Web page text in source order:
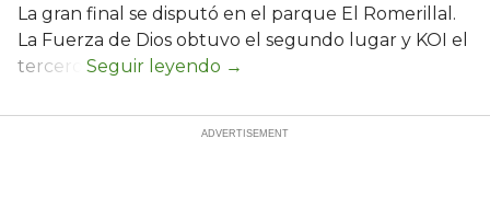
La gran final se disputó en el parque El Romerillal.
La Fuerza de Dios obtuvo el segundo lugar y KOI el
tercero.